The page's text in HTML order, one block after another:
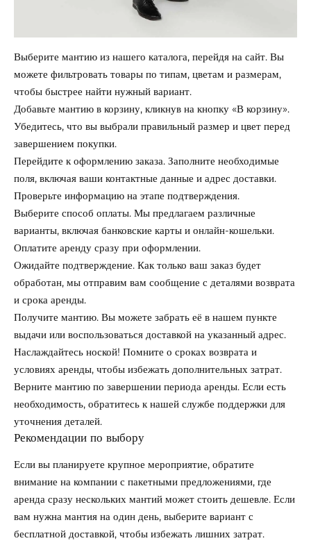
Выберите мантию из нашего каталога, перейдя на сайт. Вы
можете фильтровать товары по типам, цветам и размерам,
чтобы быстрее найти нужный вариант.
Добавьте мантию в корзину, кликнув на кнопку «В корзину».
Убедитесь, что вы выбрали правильный размер и цвет перед
завершением покупки.
Перейдите к оформлению заказа. Заполните необходимые
поля, включая ваши контактные данные и адрес доставки.
Проверьте информацию на этапе подтверждения.
Выберите способ оплаты. Мы предлагаем различные
варианты, включая банковские карты и онлайн-кошельки.
Оплатите аренду сразу при оформлении.
Ожидайте подтверждение. Как только ваш заказ будет
обработан, мы отправим вам сообщение с деталями возврата
и срока аренды.
Получите мантию. Вы можете забрать её в нашем пункте
выдачи или воспользоваться доставкой на указанный адрес.
Наслаждайтесь ноской! Помните о сроках возврата и
условиях аренды, чтобы избежать дополнительных затрат.
Верните мантию по завершении периода аренды. Если есть
необходимость, обратитесь к нашей службе поддержки для
уточнения деталей.
Рекомендации по выбору
Если вы планируете крупное мероприятие, обратите
внимание на компании с пакетными предложениями, где
аренда сразу нескольких мантий может стоить дешевле. Если
вам нужна мантия на один день, выберите вариант с
бесплатной доставкой, чтобы избежать лишних затрат.